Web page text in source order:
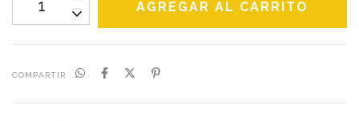
COMPARTIR